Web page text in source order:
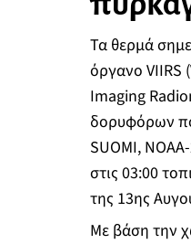
Τα θερμά
όργανο VIIRS
Imaging
δορυφόρων
SUOMI,
στις 03:00
της 13ης
Με βάση την